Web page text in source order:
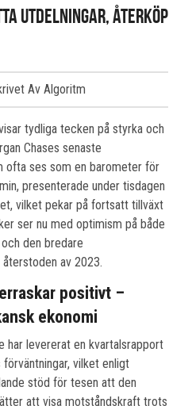
utdelningar, återköp
Av Algoritm
tydliga tecken på styrka och
Chases senaste
ofta ses som en barometer för
presenterade under tisdagen
vilket pekar på fortsatt tillväxt
ser nu med optimism på både
den bredare
av 2023.
positivt –
ekonomi
har levererat en kvartalsrapport
vilket enligt
stöd för tesen att den
att visa motståndskraft trots